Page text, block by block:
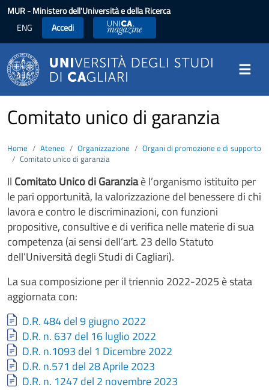
Salta al contenuto principale
MUR- Ministero dell'Università e della Ricerca
ENG
Accedi UniCA News
Comitato unico di garanzia
Home Ateneo Organizzazione
Organi di promozione e di supporto
Comitato unico di garanzia
Il Comitato Unico di Garanziaè l’organismo istituito per
le pari opportunità, la valorizzazione del benessere di chi
lavora e contro le discriminazioni, con funzioni
propositive, consultive e di verifica nelle materie di sua
competenza (ai sensi dell’art. 23 dello Statuto
dell’Università degli Studi di Cagliari).
La sua composizione per il triennio 2022-2025 è stata
aggiornata con:
Document
D.R. 484 del 9 giugno 2022
Document
D.R. n. 637 del 16 luglio 2022
Document
D.R. n.1093 del 1 Dicembre 2022
Document
D.R. n.571 del 28 Aprile 2023
Document
D.R. n. 1247 del 2 novembre 2023